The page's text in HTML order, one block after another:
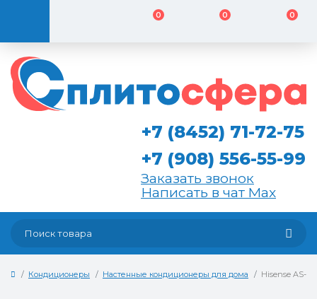
0 0 0
+7 (8452) 71-72-75
+7 (908) 556-55-99
Заказать звонок
Написать в чат Max
Кондиционеры Настенные кондиционеры для дома Hisense AS-